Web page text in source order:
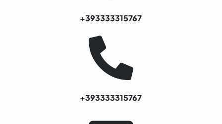
+393333315767
+393333315767